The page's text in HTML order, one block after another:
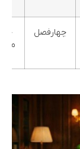
چهارفصل